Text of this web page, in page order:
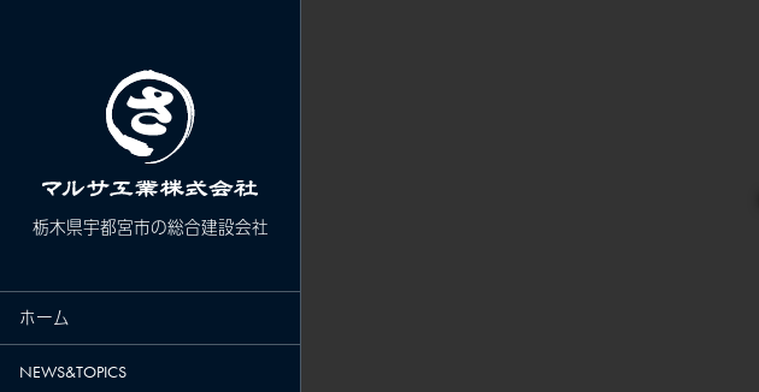
栃木県宇都宮市の総合建設会社
ホーム
NEWS&TOPICS